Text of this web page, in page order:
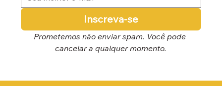
Inscreva-se
Prometemos não enviar spam. Você pode
cancelar a qualquer momento.